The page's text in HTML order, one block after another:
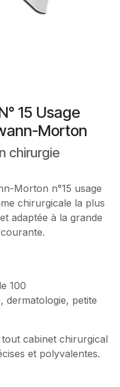
15 Usage
Morton
chirurgie
Morton n°15 usage
chirurgicale la plus
adaptée à la grande
100
dermatologie, petite
tout cabinet chirurgical
et polyvalentes.